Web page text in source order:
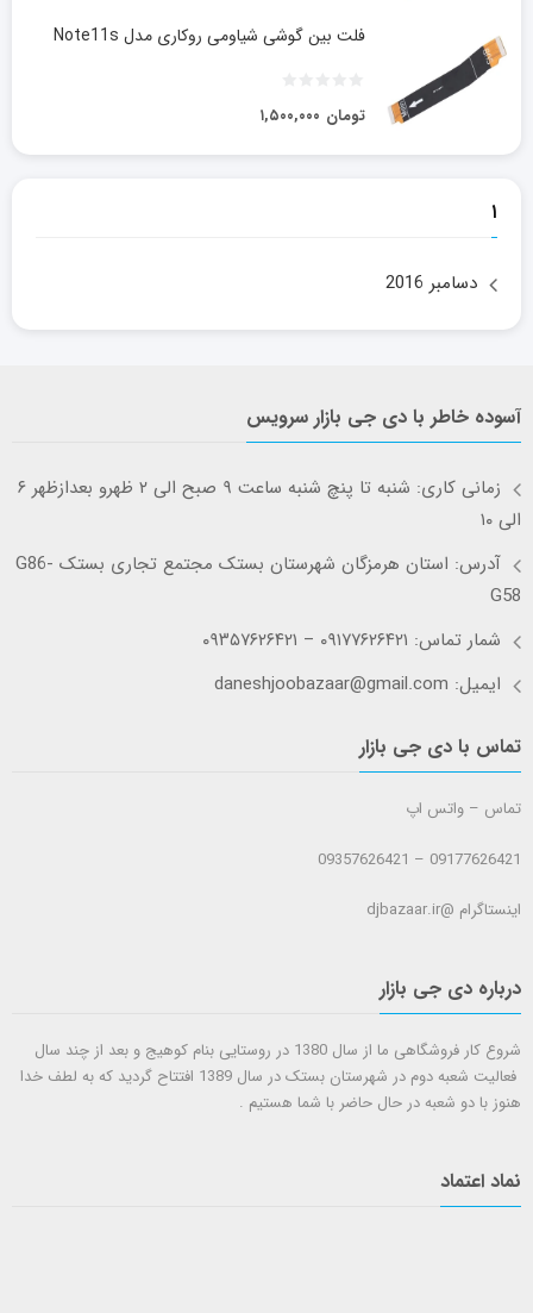
فلت بین گوشی شیاومی روکاری مدل Note11s
۱,۵۰۰,۰۰۰ تومان
۱
دسامبر 2016
آسوده خاطر با دی جی بازار سرویس
زمانی کاری: شنبه تا پنچ شنبه ساعت ۹ صبح الی ۲ ظهرو بعدازظهر ۶
الی ۱۰
آدرس: استان هرمزگان شهرستان بستک مجتمع تجاری بستک G86-
G58
شمار تماس: ۰۹۱۷۷۶۲۶۴۲۱ – ۰۹۳۵۷۶۲۶۴۲۱
ایمیل: daneshjoobazaar@gmail.com
تماس با دی جی بازار
تماس – واتس اپ
09177626421 – 09357626421
اینستاگرام @djbazaar.ir
درباره دی جی بازار
شروع کار فروشگاهی ما از سال 1380 در روستایی بنام کوهیج و بعد از چند سال
فعالیت شعبه دوم در شهرستان بستک در سال 1389 افتتاح گردید که به لطف خدا
هنوز با دو شعبه در حال حاضر با شما هستيم .
نماد اعتماد